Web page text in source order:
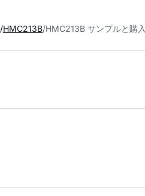
HMC213B HMC213B サンプルと購入